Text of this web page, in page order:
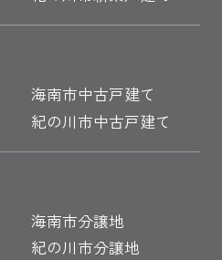
海南市中古戸建て
紀の川市中古戸建て
海南市分譲地
紀の川市分譲地